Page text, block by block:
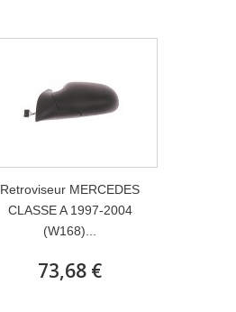
Retroviseur MERCEDES
CLASSE A 1997-2004
(W168)...
73,68 €